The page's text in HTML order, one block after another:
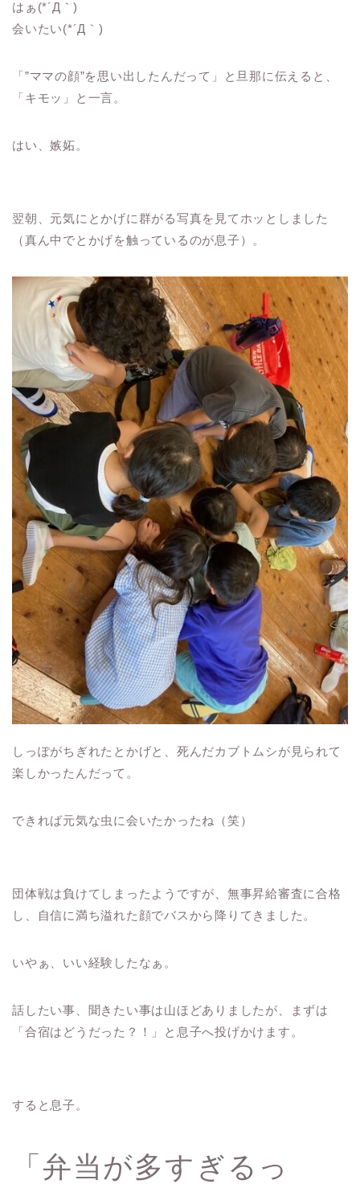
はぁ(*´Д｀)
会いたい(*´Д｀)
「”ママの顔”を思い出したんだって」と旦那に伝えると、
「キモッ」と一言。
はい、嫉妬。
翌朝、元気にとかげに群がる写真を見てホッとしました
（真ん中でとかげを触っているのが息子）。
しっぽがちぎれたとかげと、死んだカブトムシが見られて
楽しかったんだって。
できれば元気な虫に会いたかったね（笑）
団体戦は負けてしまったようですが、無事昇給審査に合格
し、自信に満ち溢れた顔でバスから降りてきました。
いやぁ、いい経験したなぁ。
話したい事、聞きたい事は山ほどありましたが、まずは
「合宿はどうだった？！」と息子へ投げかけます。
すると息子。
「弁当が多すぎるっ